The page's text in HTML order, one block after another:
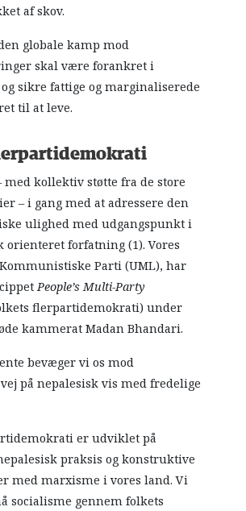
af skov.
globale kamp mod
skal være forankret i
sikre fattige og marginaliserede
til at leve.
med kollektiv støtte fra de store
– i gang med at adressere den
ulighed med udgangspunkt i
orienteret forfatning (1). Vores
Parti (UML), har
People’s Multi-Party
flerpartidemokrati) under
kammerat Madan Bhandari.
bevæger vi os mod
på nepalesisk vis med fredelige
er udviklet på
praksis og konstruktive
med marxisme i vores land. Vi
socialisme gennem folkets